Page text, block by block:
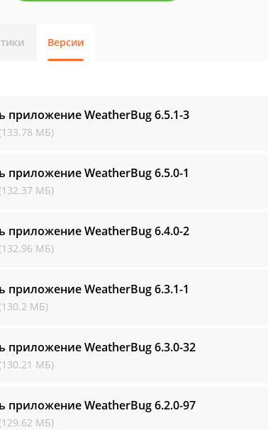
Версии
приложение WeatherBug6.5.1-3
МБ)
приложение WeatherBug6.5.0-1
МБ)
приложение WeatherBug6.4.0-2
МБ)
приложение WeatherBug6.3.1-1
МБ)
приложение WeatherBug6.3.0-32
МБ)
приложение WeatherBug6.2.0-97
МБ)